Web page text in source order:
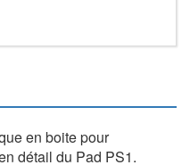
en boite pour
détail du Pad PS1.